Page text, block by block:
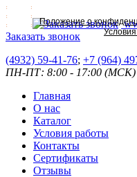
Заказать звонок
(4932) 59-41-76; +7 (964)
ПН-ПТ: 8:00 - 17:00 (МСК)
Главная
О нас
Каталог
Условия работы
Контакты
Сертификаты
Отзывы
Положение о